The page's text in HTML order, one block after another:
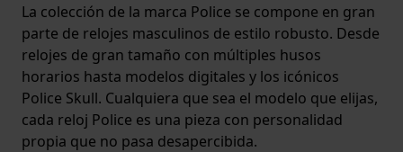
La colección de la marca Police se compone en gran
parte de relojes masculinos de estilo robusto. Desde
relojes de gran tamaño con múltiples husos
horarios hasta modelos digitales y los icónicos
Police Skull. Cualquiera que sea el modelo que elijas,
cada reloj Police es una pieza con personalidad
propia que no pasa desapercibida.